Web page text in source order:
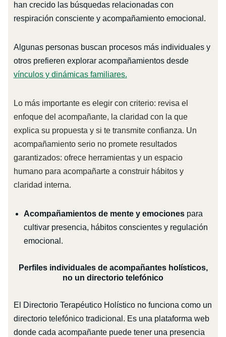
han crecido las búsquedas relacionadas con
respiración consciente y acompañamiento emocional.
Algunas personas buscan procesos más individuales y
otros prefieren explorar acompañamientos desde
vínculos y dinámicas familiares.
Lo más importante es elegir con criterio: revisa el
enfoque del acompañante, la claridad con la que
explica su propuesta y si te transmite confianza. Un
acompañamiento serio no promete resultados
garantizados: ofrece herramientas y un espacio
humano para acompañarte a construir hábitos y
claridad interna.
Acompañamientos de mente y emocionespara
cultivar presencia, hábitos conscientes y regulación
emocional.
Perfiles individuales de acompañantes holísticos,
no un directorio telefónico
El Directorio Terapéutico Holístico no funciona como un
directorio telefónico tradicional. Es una plataforma web
donde cada acompañante puede tener una presencia